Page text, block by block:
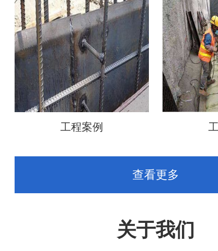
工程案例
查看更多
关于我们